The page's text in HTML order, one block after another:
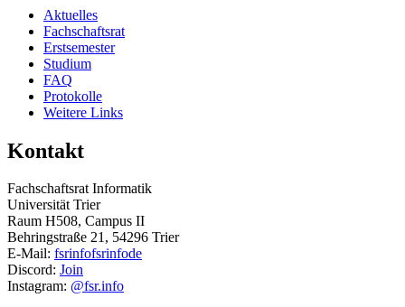
Aktuelles
Fachschaftsrat
Erstsemester
Studium
FAQ
Protokolle
Weitere Links
Kontakt
Fachschaftsrat Informatik
Universität Trier
Raum H508, Campus II
Behringstraße 21, 54296 Trier
E-Mail: fsrinfofsrinfode
Discord: Join
Instagram: @fsr.info